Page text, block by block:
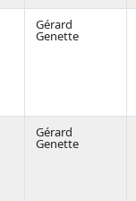
Gérard
Genette
Gérard
Genette